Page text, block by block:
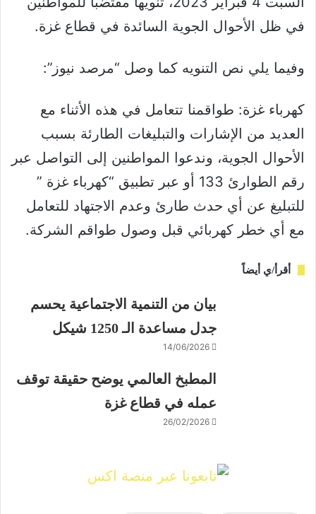
في ظل الأحوال الجوية السائدة في قطاع غزة.
وفيما يلي نص التنويه كما وصل “مرصد نيوز”:
كهرباء غزة: طواقمنا تتعامل في هذه الأثناء مع
العديد من الإشارات والتبليغات الطارئة بسبب
الأحوال الجوية، وندعوا المواطنين إلى التواصل عبر
رقم الطوارئ 133 أو عبر تطبيق “كهرباء غزة ”
للتبليغ عن أي حدث طارئ وعدم الاجتهاد للتعامل
مع أي خطر كهربائي قبل وصول طواقم الشركة.
أقرأ/ي أيضاً
بيان من التنمية الاجتماعية يحسم
جدل مساعدة الـ 1250 شيكل
14/06/2026
المطبخ العالمي يوضح حقيقة توقف
عمله في قطاع غزة
26/02/2026